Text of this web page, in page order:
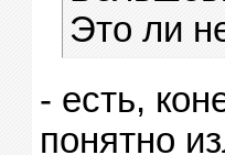
Это ли
- есть,
понятно